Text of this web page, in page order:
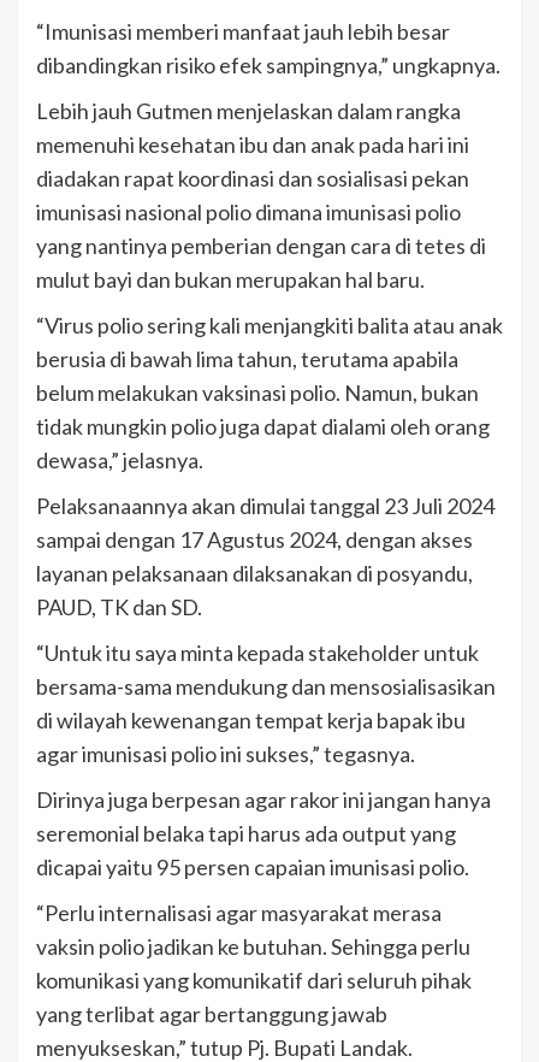
“Imunisasi memberi manfaat jauh lebih besar
dibandingkan risiko efek sampingnya,” ungkapnya.
Lebih jauh Gutmen menjelaskan dalam rangka
memenuhi kesehatan ibu dan anak pada hari ini
diadakan rapat koordinasi dan sosialisasi pekan
imunisasi nasional polio dimana imunisasi polio
yang nantinya pemberian dengan cara di tetes di
mulut bayi dan bukan merupakan hal baru.
“Virus polio sering kali menjangkiti balita atau anak
berusia di bawah lima tahun, terutama apabila
belum melakukan vaksinasi polio. Namun, bukan
tidak mungkin polio juga dapat dialami oleh orang
dewasa,” jelasnya.
Pelaksanaannya akan dimulai tanggal 23 Juli 2024
sampai dengan 17 Agustus 2024, dengan akses
layanan pelaksanaan dilaksanakan di posyandu,
PAUD, TK dan SD.
“Untuk itu saya minta kepada stakeholder untuk
bersama-sama mendukung dan mensosialisasikan
di wilayah kewenangan tempat kerja bapak ibu
agar imunisasi polio ini sukses,” tegasnya.
Dirinya juga berpesan agar rakor ini jangan hanya
seremonial belaka tapi harus ada output yang
dicapai yaitu 95 persen capaian imunisasi polio.
“Perlu internalisasi agar masyarakat merasa
vaksin polio jadikan ke butuhan. Sehingga perlu
komunikasi yang komunikatif dari seluruh pihak
yang terlibat agar bertanggung jawab
menyukseskan,” tutup Pj. Bupati Landak.